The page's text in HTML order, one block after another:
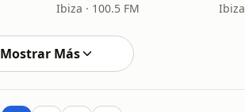
Ibiza · 100.5 FM Ibiza
Mostrar Más